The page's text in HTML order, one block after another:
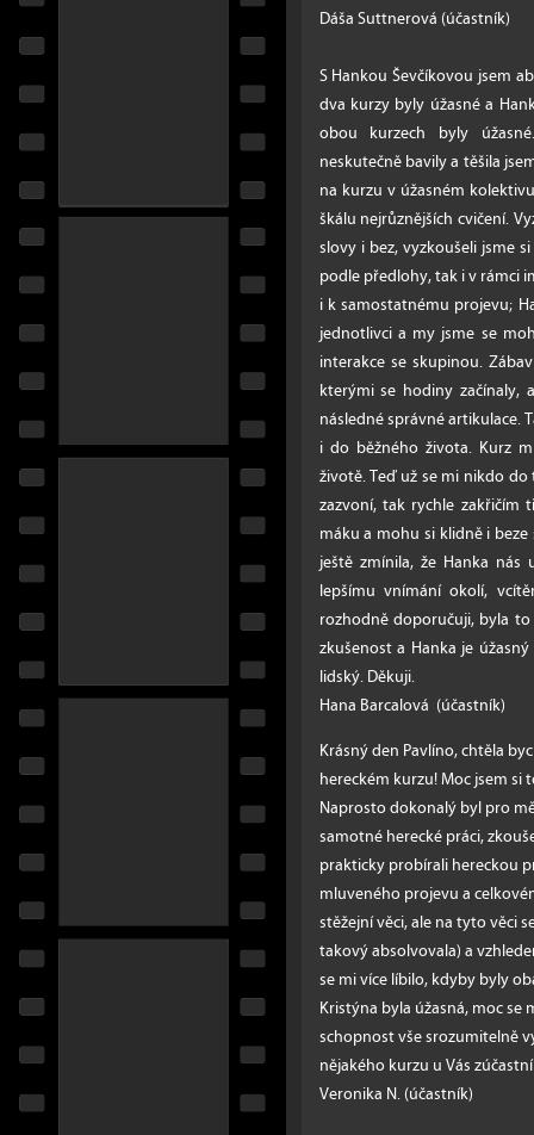
Dáša Suttnerová (účastník)
S Hankou Ševčíkovou jsem
dva kurzy byly úžasné a
obou kurzech byly
neskutečně bavily a těšila
na kurzu v úžasném
škálu nejrůznějších cvičení.
slovy i bez, vyzkoušeli jsme
podle předlohy, tak i v rámci
i k samostatnému projevu;
jednotlivci a my jsme se
interakce se skupinou.
kterými se hodiny
následné správné artikulace.
i do běžného života. Kurz
životě. Teď už se mi nikdo
zazvoní, tak rychle
máku a mohu si klidně i
ještě zmínila, že Hanka nás
lepšímu vnímání okolí,
rozhodně doporučuji, byla
zkušenost a Hanka je
lidský. Děkuji.
Hana Barcalová (účastník)
Krásný den Pavlíno, chtěla
hereckém kurzu! Moc jsem si
Naprosto dokonalý byl pro
samotné herecké práci,
prakticky probírali hereckou
mluveného projevu a
stěžejní věci, ale na tyto věci
takový absolvovala) a
se mi více líbilo, kdyby byly
Kristýna byla úžasná, moc
schopnost vše srozumitelně
nějakého kurzu u Vás
Veronika N. (účastník)